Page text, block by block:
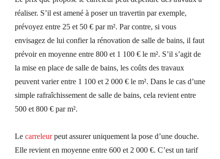
réaliser. S’il est amené à poser un travertin par exemple,
prévoyez entre 25 et 50 € par m². Par contre, si vous
envisagez de lui confier la rénovation de salle de bains, il faut
prévoir en moyenne entre 800 et 1 100 € le m². S’il s’agit de
la mise en place de salle de bains, les coûts des travaux
peuvent varier entre 1 100 et 2 000 € le m². Dans le cas d’une
simple rafraîchissement de salle de bains, cela revient entre
500 et 800 € par m².
Le carreleurpeut assurer uniquement la pose d’une douche.
Elle revient en moyenne entre 600 et 2 000 €. C’est un tarif